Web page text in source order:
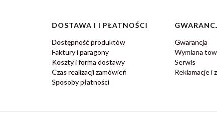
DOSTAWA I I PŁATNOŚCI
Dostępność produktów
Faktury i paragony
Koszty i forma dostawy
Czas realizacji zamówień
Sposoby płatności
Gwarancja
Wymiana
Serwis
Reklamacje i